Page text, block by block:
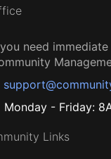
need
Monday - Friday:
Links